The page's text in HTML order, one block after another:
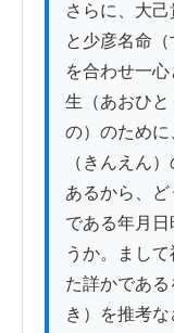
さらに、大己
と少彦名命
を合わせ一
生（あおひ
の）のため
（きんえん
あるから、
である年月
うか。まし
た詳かであ
き）を推考